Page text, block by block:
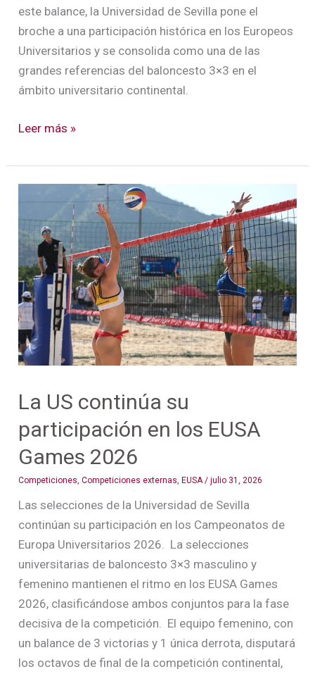
este balance, la Universidad de Sevilla pone el
broche a una participación histórica en los Europeos
Universitarios y se consolida como una de las
grandes referencias del baloncesto 3×3 en el
ámbito universitario continental.
Leer más »
La US continúa su
participación en los EUSA
Games 2026
Competiciones ,Competiciones externas ,EUSA /julio 31, 2026
Las selecciones de la Universidad de Sevilla
continúan su participación en los Campeonatos de
Europa Universitarios 2026. La selecciones
universitarias de baloncesto 3×3 masculino y
femenino mantienen el ritmo en los EUSA Games
2026, clasificándose ambos conjuntos para la fase
decisiva de la competición. El equipo femenino, con
un balance de 3 victorias y 1 única derrota, disputará
los octavos de final de la competición continental,
continúa
su
participación
en
los
EUSA
Games